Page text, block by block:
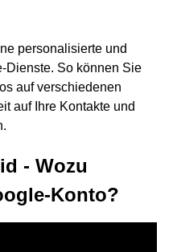
personalisierte und
Dienste. So können Sie
auf verschiedenen
auf Ihre Kontakte und
- Wozu
Konto?